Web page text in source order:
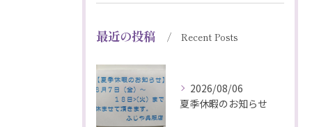
最近の投稿 Recent Posts
2026/08/06
夏季休暇のお知らせ